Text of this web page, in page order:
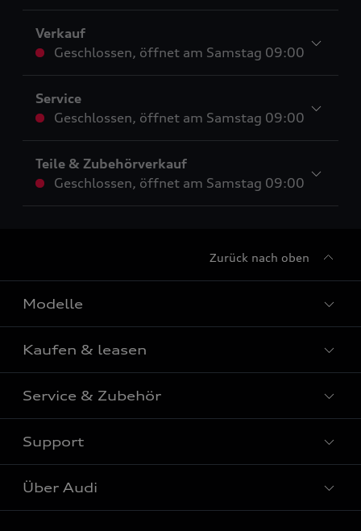
Verkauf
Geschlossen, öffnet am Samstag 09:00
Service
Geschlossen, öffnet am Samstag 09:00
Teile & Zubehörverkauf
Geschlossen, öffnet am Samstag 09:00
Zurück nach oben
Modelle
Alle Modelle
Modelle vergleichen
Elektromodelle
Plug-in-Hybride
Kaufen & leasen
Neuwagensuche
Gebrauchtwagensuche
Gebrauchtwagen
Service & Zubehör
Saisonale Angebote
Audi Services
Garantie
Support
Kundenservice
Über Audi